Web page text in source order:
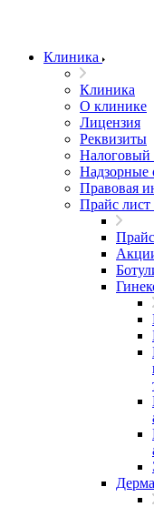
Клиника
Клиника
О клинике
Лицензия
Реквизиты
Налоговый
Надзорные
Правовая
Прайс лист